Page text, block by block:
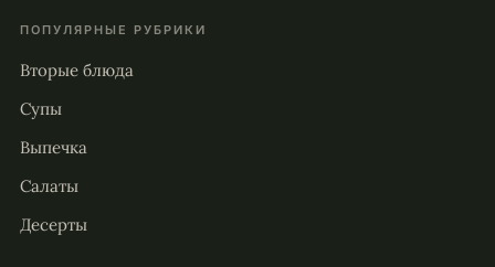
ПОПУЛЯРНЫЕ РУБРИКИ
Вторые блюда
Супы
Выпечка
Салаты
Десерты